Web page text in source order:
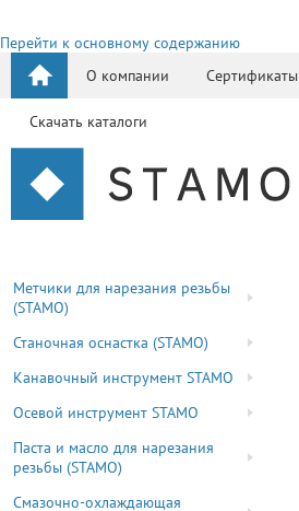
Перейти к основному содержанию
О компании
Сертификаты
Скачать каталоги
Метчики для нарезания резьбы
(STAMO)
Станочная оснастка (STAMO)
Канавочный инструмент STAMO
Осевой инструмент STAMO
Паста и масло для нарезания
резьбы (STAMO)
Смазочно-охлаждающая